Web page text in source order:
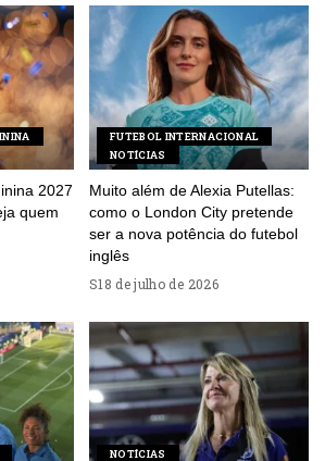
2027
quem
FUTEBOL INTERNACIONAL
NOTÍCIAS
Muito além de Alexia Putellas:
como o London City pretende
ser a nova potência do futebol
inglês
18 de julho de 2026
NOTÍCIAS